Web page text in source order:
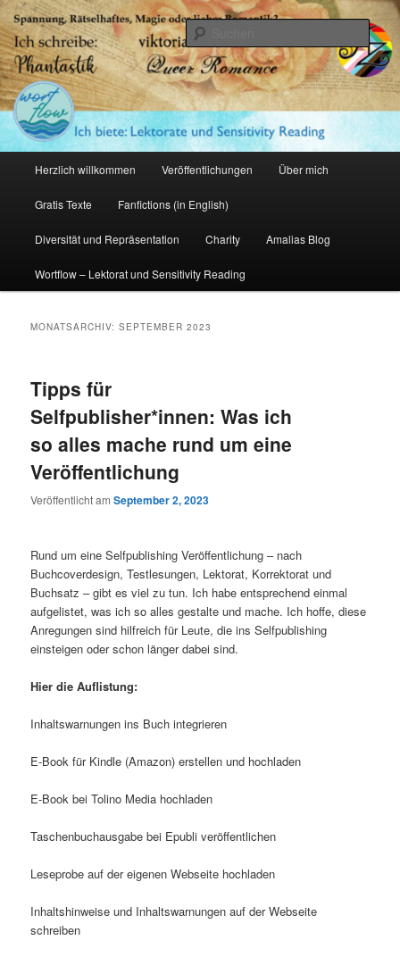
Zum
primären
Inhalt
springen
Zum
sekundären
Inhalt
springenAmalia Zeichnerin
Herzlich willkommen Veröffentlichungen Über mich
Gratis Texte Fanfictions (in English)
Diversität und Repräsentation Charity Amalias Blog
Wortflow – Lektorat und Sensitivity Reading
MONATSARCHIV:SEPTEMBER 2023
Tipps für
Selfpublisher*innen: Was ich
so alles mache rund um eine
Veröffentlichung
Veröffentlicht amSeptember 2, 2023
Rund um eine Selfpublishing Veröffentlichung – nach
Buchcoverdesign, Testlesungen, Lektorat, Korrektorat und
Buchsatz – gibt es viel zu tun. Ich habe entsprechend einmal
aufgelistet, was ich so alles gestalte und mache. Ich hoffe, diese
Anregungen sind hilfreich für Leute, die ins Selfpublishing
einsteigen oder schon länger dabei sind.
Hier die Auflistung:
Inhaltswarnungen ins Buch integrieren
E-Book für Kindle (Amazon) erstellen und hochladen
E-Book bei Tolino Media hochladen
Taschenbuchausgabe bei Epubli veröffentlichen
Leseprobe auf der eigenen Webseite hochladen
Inhaltshinweise und Inhaltswarnungen auf der Webseite
schreiben